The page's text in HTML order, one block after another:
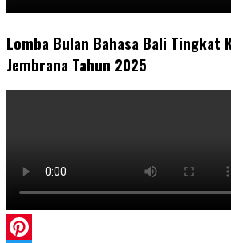
Lomba Bulan Bahasa Bali Tingkat
Jembrana Tahun 2025